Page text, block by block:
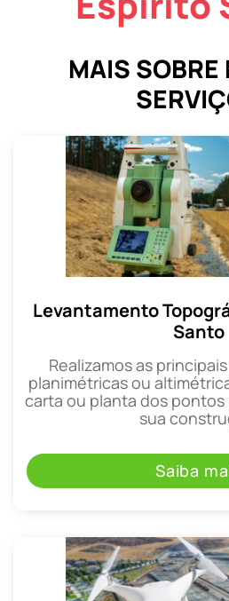
MAIS SOBRE
Levantamento
Santo
Realizamos as
planimétricas ou
carta ou planta dos pontos
sua
Saiba